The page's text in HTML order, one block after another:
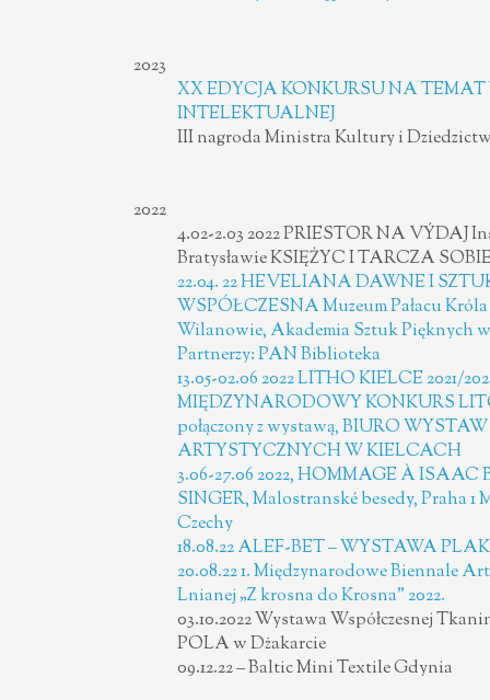
2023
XX EDYCJA KONKURSU NA
INTELEKTUALNEJ
III nagroda Ministra Kultury i
2022
4.02-2.03 2022 PRIESTOR NA VÝDAJ
Bratysławie KSIĘŻYC I TARCZA
22.04. 22 HEVELIANA DAWNE I
WSPÓŁCZESNA Muzeum Pałacu Króla
Wilanowie, Akademia Sztuk Pięknych
Partnerzy: PAN Biblioteka
13.05-02.06 2022 LITHO KIELCE 2021/
MIĘDZYNARODOWY KONKURS
połączony z wystawą, BIURO WYSTAW
ARTYSTYCZNYCH W KIELCACH
3.06-27.06 2022, HOMMAGE À ISAAC
SINGER, Malostranské besedy, Praha 1
Czechy
18.08.22 ALEF-BET – WYSTAWA
20.08.22 1. Międzynarodowe Biennale
Lnianej „Z krosna do Krosna” 2022.
03.10.2022 Wystawa Współczesnej
POLA w Dżakarcie
09.12.22 – Baltic Mini Textile Gdynia